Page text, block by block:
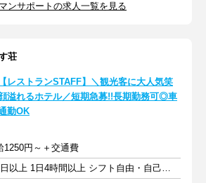
ンサポートの求人一覧を見る
荘
【レストランSTAFF】＼観光客に大人気笑
溢れるホテル／短期急募!!長期勤務可◎車
勤OK
1250円～＋交通費
週1日以上 1日4時間以上 シフト自由・自己申告